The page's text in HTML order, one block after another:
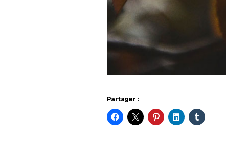
Partager :